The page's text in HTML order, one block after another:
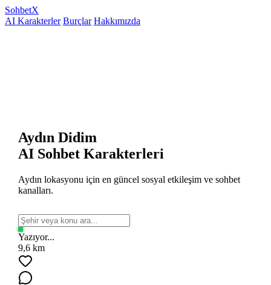
SohbetX
AI Karakterler Burçlar Hakkımızda
Aydın Didim
AI Sohbet Karakterleri
Aydın lokasyonu için en güncel sosyal etkileşim ve sohbet
kanalları.
Yazıyor...
9,6 km